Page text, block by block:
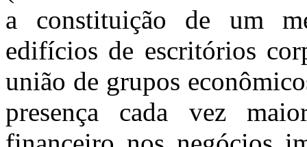
a constituição de um
edifícios de escritórios
união de grupos
presença cada vez